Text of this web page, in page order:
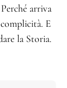
arriva
E
la Storia.